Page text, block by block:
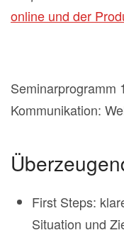
online und der
Seminarprogramm
Kommunikation:
First Steps:
Situation und